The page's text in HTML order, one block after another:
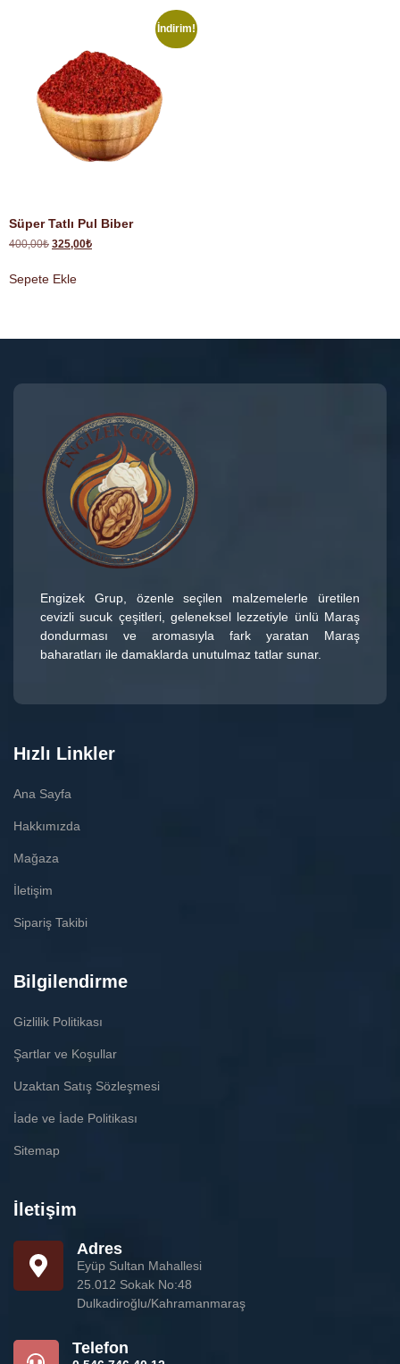
İndirim!
Süper Tatlı Pul Biber
400,00₺ 325,00₺
Sepete Ekle
Engizek Grup, özenle seçilen malzemelerle üretilen
cevizli sucuk çeşitleri, geleneksel lezzetiyle ünlü Maraş
dondurması ve aromasıyla fark yaratan Maraş
baharatları ile damaklarda unutulmaz tatlar sunar.
Hızlı Linkler
Ana Sayfa
Hakkımızda
Mağaza
İletişim
Sipariş Takibi
Bilgilendirme
Gizlilik Politikası
Şartlar ve Koşullar
Uzaktan Satış Sözleşmesi
İade ve İade Politikası
Sitemap
İletişim
Adres
Eyüp Sultan Mahallesi
25.012 Sokak No:48
Dulkadiroğlu/Kahramanmaraş
Telefon